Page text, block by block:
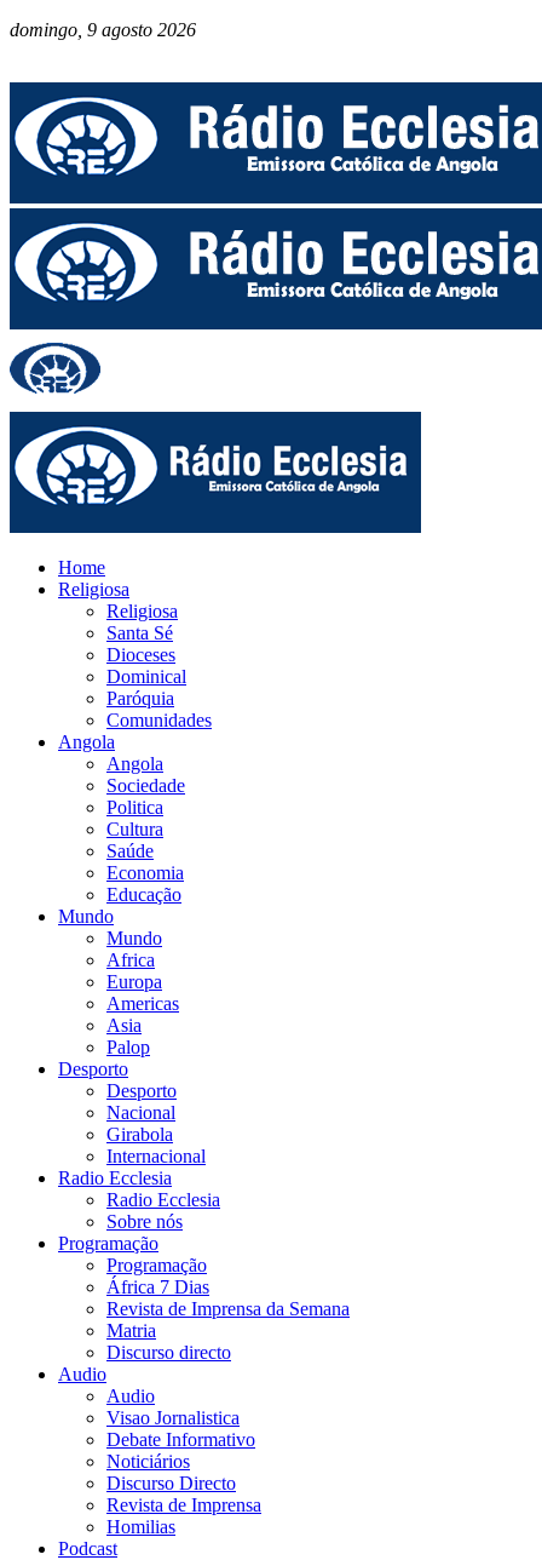
domingo, 9 agosto 2026
Home
Religiosa
Religiosa
Santa Sé
Dioceses
Dominical
Paróquia
Comunidades
Angola
Angola
Sociedade
Politica
Cultura
Saúde
Economia
Educação
Mundo
Mundo
Africa
Europa
Americas
Asia
Palop
Desporto
Desporto
Nacional
Girabola
Internacional
Radio Ecclesia
Radio Ecclesia
Sobre nós
Programação
Programação
África 7 Dias
Revista de Imprensa da Semana
Matria
Discurso directo
Audio
Audio
Visao Jornalistica
Debate Informativo
Noticiários
Discurso Directo
Revista de Imprensa
Homilias
Podcast